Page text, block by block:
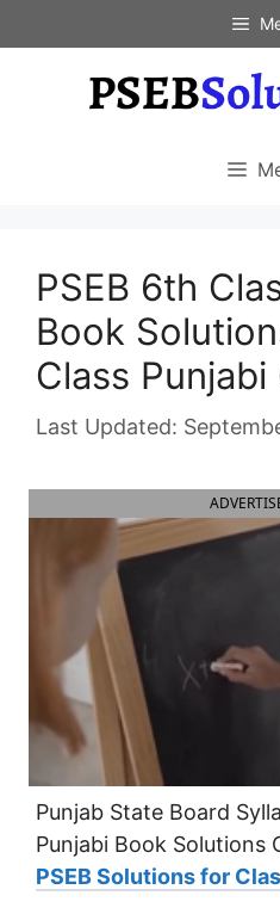
to
PSEB 6th
Book
Class Punjabi
Punjab State Board
Punjabi Book Solutions
PSEB Solutions for